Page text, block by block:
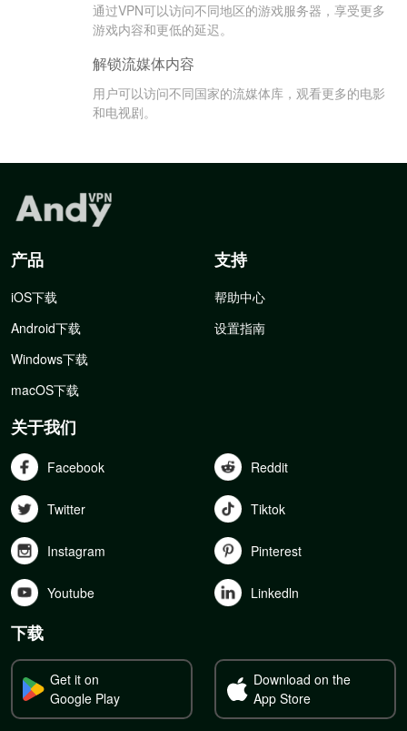
通过VPN可以访问不同地区的游戏服务器，享受更多
游戏内容和更低的延迟。
解锁流媒体内容
用户可以访问不同国家的流媒体库，观看更多的电影
和电视剧。
产品
iOS下载
Android下载
Windows下载
macOS下载
支持
帮助中心
设置指南
关于我们
Facebook Reddit
Twitter Tiktok
Instagram Pinterest
Youtube Linkedln
下载
Get it on
Google Play
Download on the
App Store